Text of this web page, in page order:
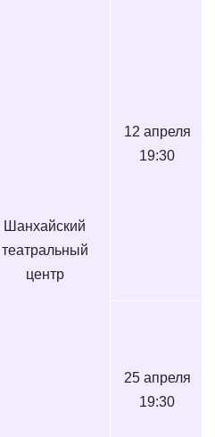
Шанхайский
театральный
центр
12 апреля
19:30
25 апреля
19:30